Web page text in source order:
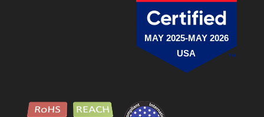
MAY 2025-MAY 2026
USA